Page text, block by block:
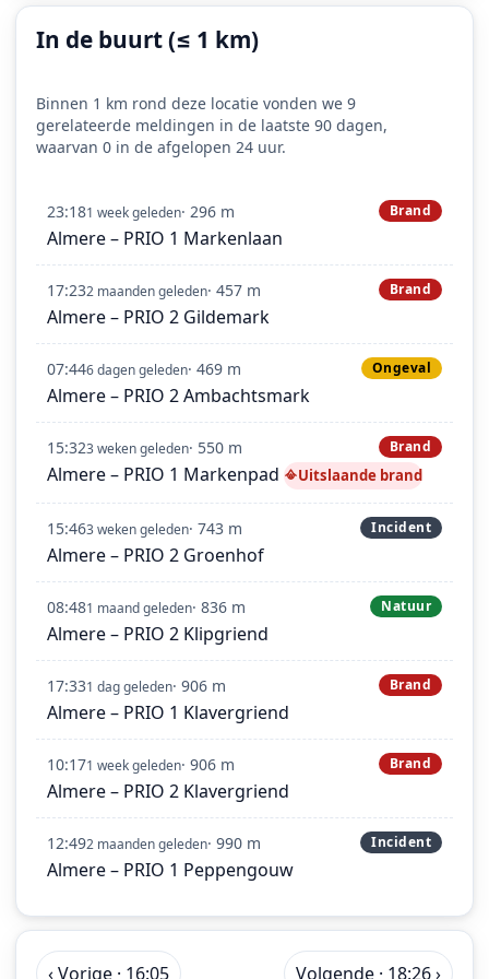
In de buurt (≤ 1 km)
Binnen 1 km rond deze locatie vonden we 9
gerelateerde meldingen in de laatste 90 dagen,
waarvan 0 in de afgelopen 24 uur.
23:181 week geleden· 296 m Brand
Almere – PRIO 1 Markenlaan
17:232 maanden geleden· 457 m Brand
Almere – PRIO 2 Gildemark
07:446 dagen geleden· 469 m Ongeval
Almere – PRIO 2 Ambachtsmark
15:323 weken geleden· 550 m Brand
Almere – PRIO 1 Markenpad Uitslaande brand
15:463 weken geleden· 743 m Incident
Almere – PRIO 2 Groenhof
08:481 maand geleden· 836 m Natuur
Almere – PRIO 2 Klipgriend
17:331 dag geleden· 906 m Brand
Almere – PRIO 1 Klavergriend
10:171 week geleden· 906 m Brand
Almere – PRIO 2 Klavergriend
12:492 maanden geleden· 990 m Incident
Almere – PRIO 1 Peppengouw
‹ Vorige · 16:05 Volgende · 18:26 ›